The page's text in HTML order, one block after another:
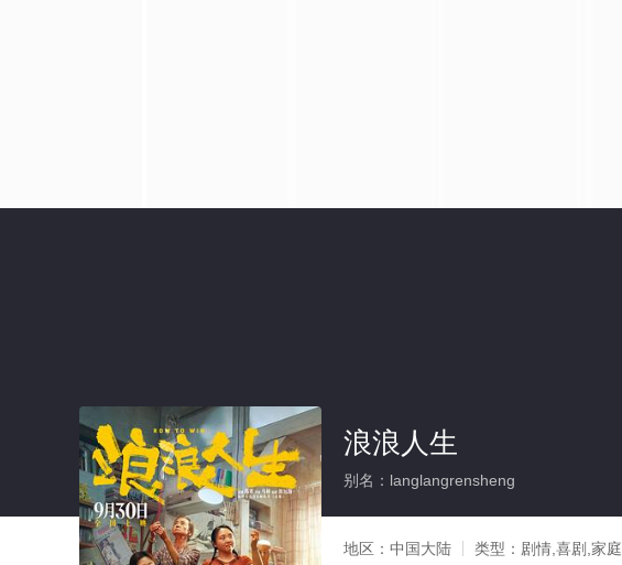
浪浪人生
别名：langlangrensheng
地区： 中国大陆 类型： 剧情,喜剧,家庭